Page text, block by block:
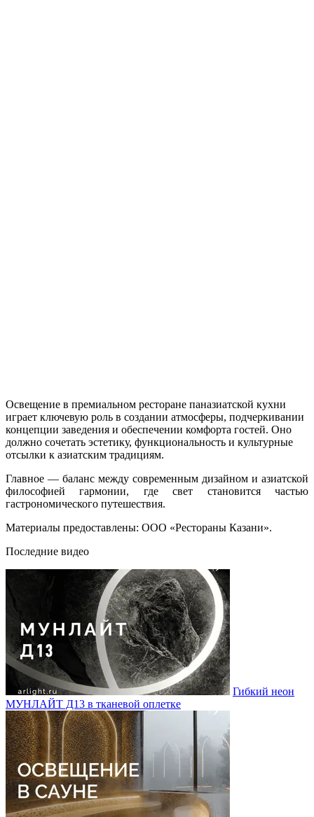
Освещение в премиальном ресторане паназиатской кухни
играет ключевую роль в создании атмосферы, подчеркивании
концепции заведения и обеспечении комфорта гостей. Оно
должно сочетать эстетику, функциональность и культурные
отсылки к азиатским традициям.
Главное — баланс между современным дизайном и азиатской
философией гармонии, где свет становится частью
гастрономического путешествия.
Материалы предоставлены: ООО «Рестораны Казани».
Последние видео
Гибкий неон
МУНЛАЙТ Д13 в тканевой оплетке